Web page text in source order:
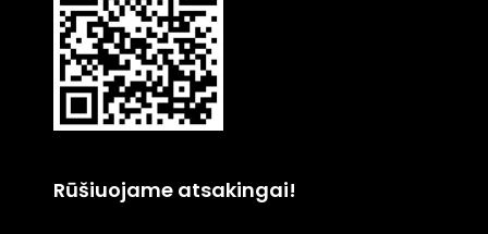
Rūšiuojame atsakingai!